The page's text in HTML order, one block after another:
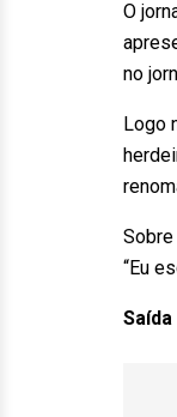
O
no
Logo
“Eu